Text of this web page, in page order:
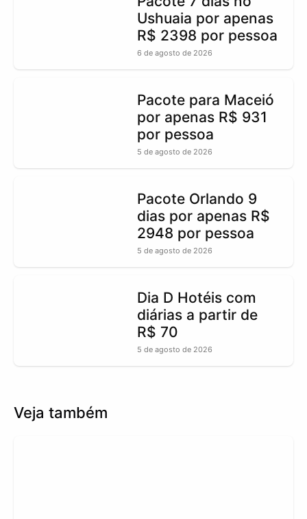
Ushuaia por apenas
R$ 2398 por pessoa
6 de agosto de 2026
Pacote para Maceió
por apenas R$ 931
por pessoa
5 de agosto de 2026
Pacote Orlando 9
dias por apenas R$
2948 por pessoa
5 de agosto de 2026
Dia D Hotéis com
diárias a partir de
R$ 70
5 de agosto de 2026
Veja também